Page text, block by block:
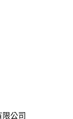
公司